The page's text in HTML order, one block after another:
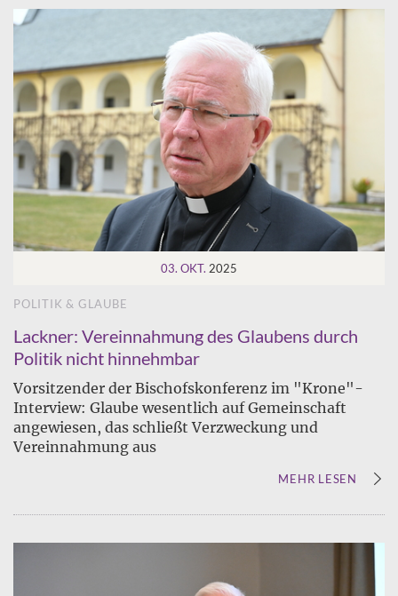
03. OKT. 2025
POLITIK & GLAUBE
Lackner: Vereinnahmung des Glaubens durch
Politik nicht hinnehmbar
Vorsitzender der Bischofskonferenz im "Krone"-
Interview: Glaube wesentlich auf Gemeinschaft
angewiesen, das schließt Verzweckung und
Vereinnahmung aus
MEHR LESEN